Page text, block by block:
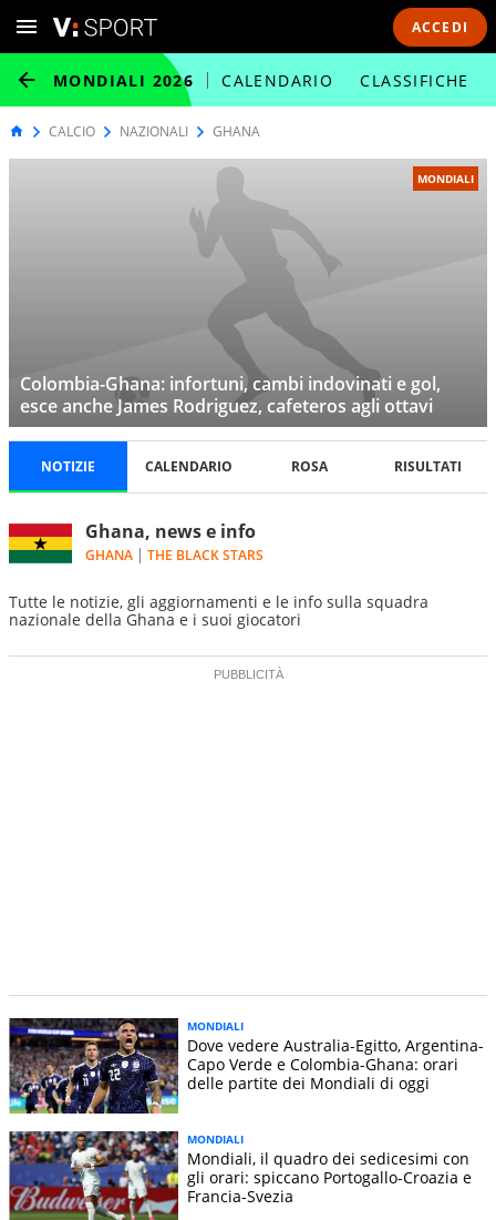
ACCEDI
MONDIALI 2026 CALENDARIO CLASSIFICHE
CALCIO NAZIONALI GHANA
MONDIALI
Colombia-Ghana: infortuni, cambi indovinati e gol,
esce anche James Rodriguez, cafeteros agli ottavi
Ghana, news e info
Tutte le notizie, gli aggiornamenti e le info sulla squadra
nazionale della Ghana e i suoi giocatori
GHANA THE BLACK STARS
NOTIZIE CALENDARIO ROSA RISULTATI
MONDIALI
Dove vedere Australia-Egitto, Argentina-
Capo Verde e Colombia-Ghana: orari
delle partite dei Mondiali di oggi
MONDIALI
Mondiali, il quadro dei sedicesimi con
gli orari: spiccano Portogallo-Croazia e
Francia-Svezia